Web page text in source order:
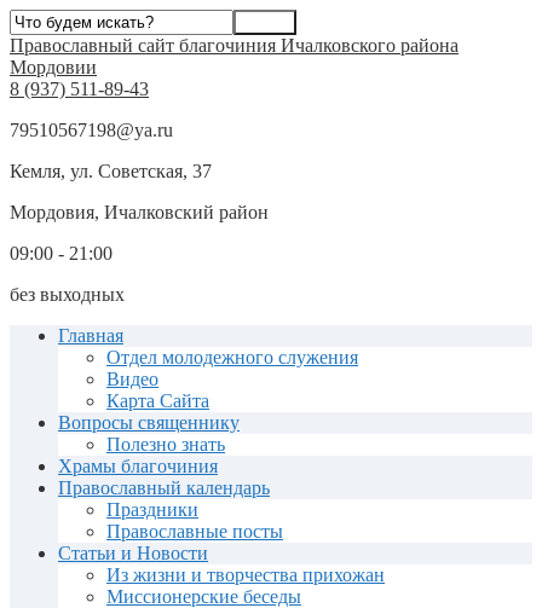
Православный сайт благочиния Ичалковского района
Мордовии
8 (937) 511-89-43
79510567198@ya.ru
Кемля, ул. Советская, 37
Мордовия, Ичалковский район
09:00 - 21:00
без выходных
Главная
Отдел молодежного служения
Видео
Карта Сайта
Вопросы священнику
Полезно знать
Храмы благочиния
Православный календарь
Праздники
Православные посты
Статьи и Новости
Из жизни и творчества прихожан
Миссионерские беседы